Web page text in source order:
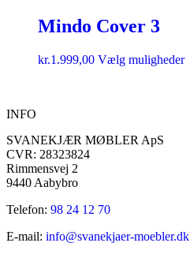
Mindo Cover 3
kr.1.999,00 Vælg muligheder
INFO
SVANEKJÆR MØBLER ApS
CVR: 28323824
Rimmensvej 2
9440 Aabybro
Telefon: 98 24 12 70
E-mail: info@svanekjaer-moebler.dk